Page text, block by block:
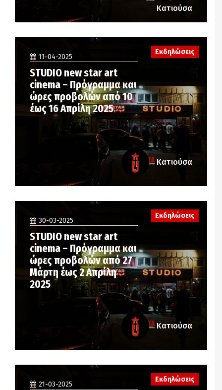
Κατιούσα
11-04-2025
STUDIO new star art
cinema – Πρόγραμμα και
ώρες προβολών από 10
έως 16 Απρίλη 2025
Εκδηλώσεις
Κατιούσα
30-03-2025
STUDIO new star art
cinema – Πρόγραμμα και
ώρες προβολών από 27
Μάρτη έως 2 Απρίλη
2025
Εκδηλώσεις
Κατιούσα
21-03-2025
Εκδηλώσεις